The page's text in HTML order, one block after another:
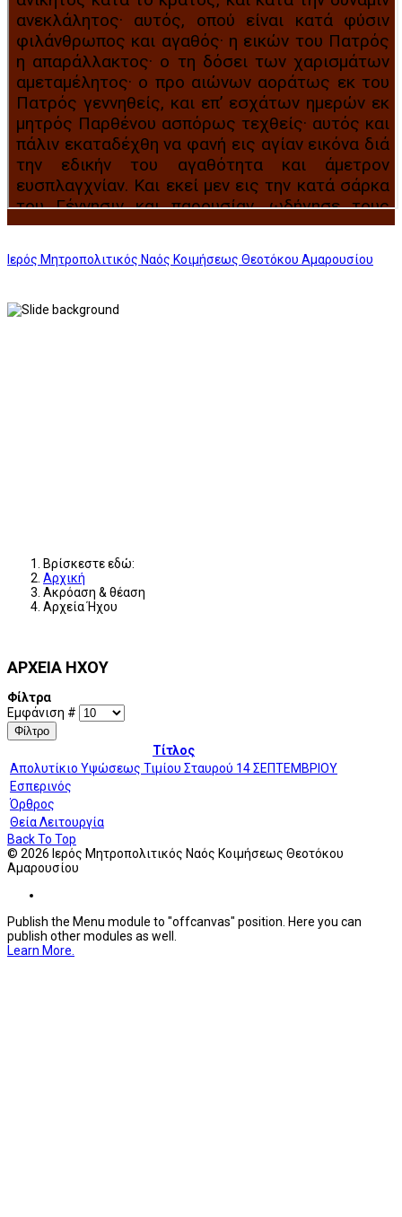
Ιερός Μητροπολιτικός Ναός Κοιμήσεως Θεοτόκου Αμαρουσίου
Βρίσκεστε εδώ:
Αρχική
Ακρόαση & θέαση
Αρχεία Ήχου
ΑΡΧΕΙΑ ΗΧΟΥ
Φίλτρα
Εμφάνιση #
Φίλτρο
Τίτλος
Απολυτίκιο Υψώσεως Τιμίου Σταυρού 14 ΣΕΠΤΕΜΒΡΙΟΥ
Εσπερινός
Όρθρος
Θεία Λειτουργία
Back To Top
© 2026 Ιερός Μητροπολιτικός Ναός Κοιμήσεως Θεοτόκου
Αμαρουσίου
Publish the Menu module to "offcanvas" position. Here you can
publish other modules as well.
Learn More.